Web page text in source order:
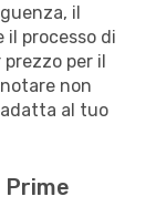
il
il processo di
per il
non
al tuo